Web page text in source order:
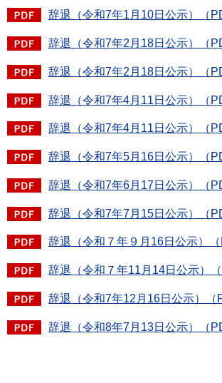
辞退（令和7年1月10日公示）（
辞退（令和7年2月18日公示）（
辞退（令和7年2月18日公示）（
辞退（令和7年4月11日公示）（
辞退（令和7年4月11日公示）（
辞退（令和7年5月16日公示）（
辞退（令和7年6月17日公示）（
辞退（令和7年7月15日公示）（
辞退（令和７年９月16日公示）（
辞退（令和７年11月14日公示）
辞退（令和7年12月16日公示）（
辞退（令和8年7月13日公示）（